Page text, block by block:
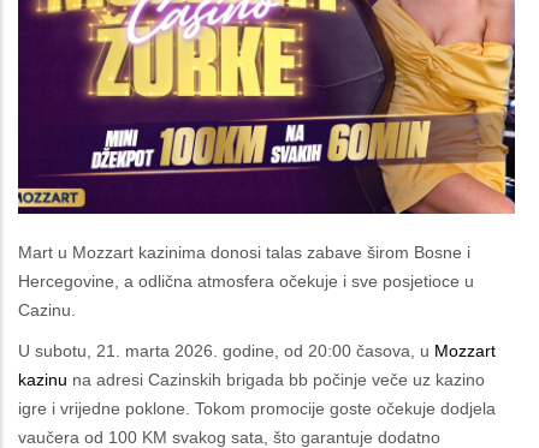
Mart u Mozzart kazinima donosi talas zabave širom Bosne i
Hercegovine, a odlična atmosfera očekuje i sve posjetioce u
Cazinu.
U subotu, 21. marta 2026. godine, od 20:00 časova, u Mozzart
kazinu na adresi Cazinskih brigada bb počinje veče uz kazino
igre i vrijedne poklone. Tokom promocije goste očekuje dodjela
vaučera od 100 KM svakog sata, što garantuje dodatno